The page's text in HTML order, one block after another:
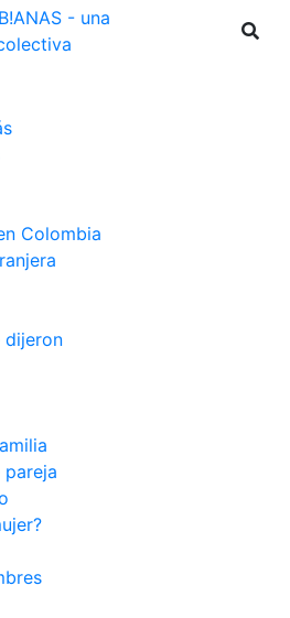
Colombia
dijeron
pareja